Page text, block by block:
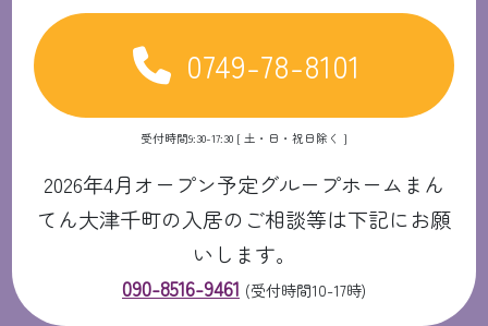
0749-78-8101
受付時間9:30-17:30 [ 土・日・祝日除く ]
2026年4月オープン予定グループホームまん
てん大津千町の入居のご相談等は下記にお願
いします。
090-8516-9461 (受付時間10-17時)